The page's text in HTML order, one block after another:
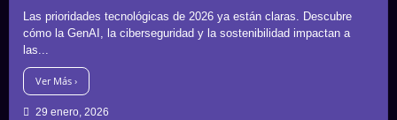
Las prioridades tecnológicas de 2026 ya están claras. Descubre
cómo la GenAI, la ciberseguridad y la sostenibilidad impactan a
las...
Ver Más ›
29 enero, 2026